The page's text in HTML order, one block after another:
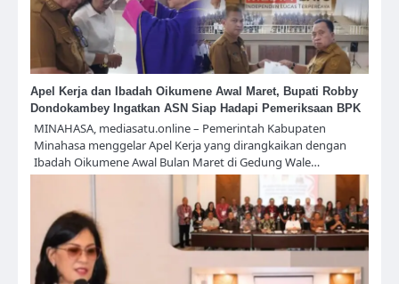
Apel Kerja dan Ibadah Oikumene Awal Maret, Bupati Robby
Dondokambey Ingatkan ASN Siap Hadapi Pemeriksaan BPK
MINAHASA, mediasatu.online – Pemerintah Kabupaten
Minahasa menggelar Apel Kerja yang dirangkaikan dengan
Ibadah Oikumene Awal Bulan Maret di Gedung Wale…